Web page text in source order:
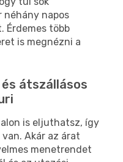
néhány napos
Érdemes több
is megnézni a
átszállásos
is eljuthatsz, így
Akár az árat
menetrendet